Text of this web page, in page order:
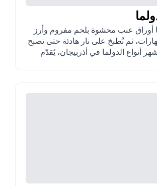
أوراق عنب محشوة بلحم مفروم وأرز
ثم تُطبخ على نار هادئة حتى تصبح
أنواع الدولما في أذربيجان، يُقدّم